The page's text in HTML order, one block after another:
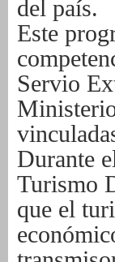
del país.
Este
Servio
Durante
Turismo
que el